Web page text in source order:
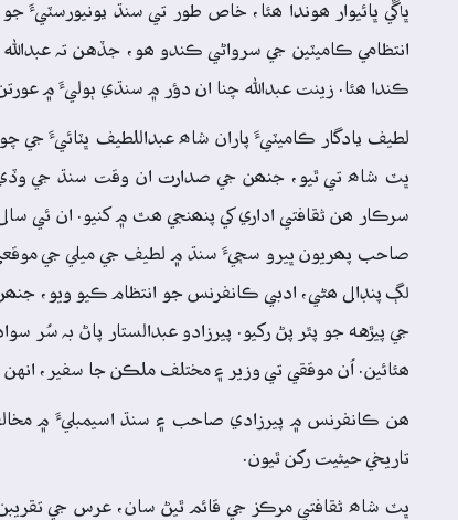
ڀاڱي ڀائيوار ھوندا ھئا، خاص طور تي سنڌ
انتظامي ڪاميٽين جي سرواڻي ڪندو ھو، جڏهن تہ
ڪندا ھئا. زينت عبدالله چنا ان دؤر ۾ سنڌي ٻوليءَ ۾
لڳ پنڊال ھڻي، ادبي ڪانفرنس جو انتظام ڪيو ويو،
جي پيڙهه جو پٿر پڻ رکيو. پيرزادو عبدالستار پاڻ بہ
ھئائين. اُن موققي تي وزير ۽ مختلف ملڪن جا سفير، انهن
ھن ڪانفرنس ۾ پيرزادي صاحب ۽ سنڌ اسيمبليءَ ۾
تاريخي حيثيت رکن ٿيون.
ڀٽ شاھ ثقافتي مرڪز جي قائم ٿيڻ سان، عرس جي